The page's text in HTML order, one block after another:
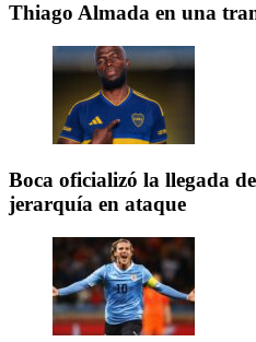
Thiago Almada en una
Boca oficializó la llegada
jerarquía en ataque